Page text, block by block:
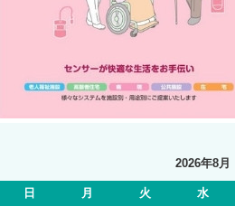
2026年8月
日 月 火 水